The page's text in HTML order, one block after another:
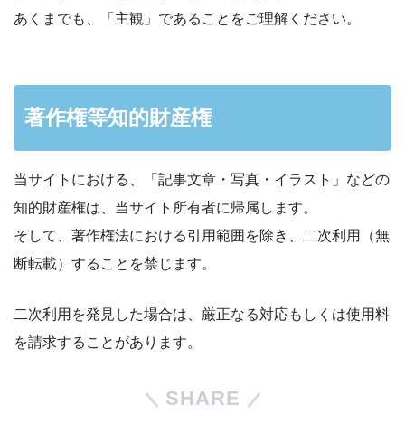
あくまでも、「主観」であることをご理解ください。
著作権等知的財産権
当サイトにおける、「記事文章・写真・イラスト」などの
知的財産権は、当サイト所有者に帰属します。
そして、著作権法における引用範囲を除き、二次利用（無
断転載）することを禁じます。
二次利用を発見した場合は、厳正なる対応もしくは使用料
を請求することがあります。
SHARE